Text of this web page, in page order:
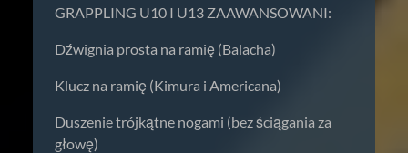
GRAPPLING U10 I U13 ZAAWANSOWANI:
Dźwignia prosta na ramię (Balacha)
Klucz na ramię (Kimura i Americana)
Duszenie trójkątne nogami (bez ściągania za
głowę)